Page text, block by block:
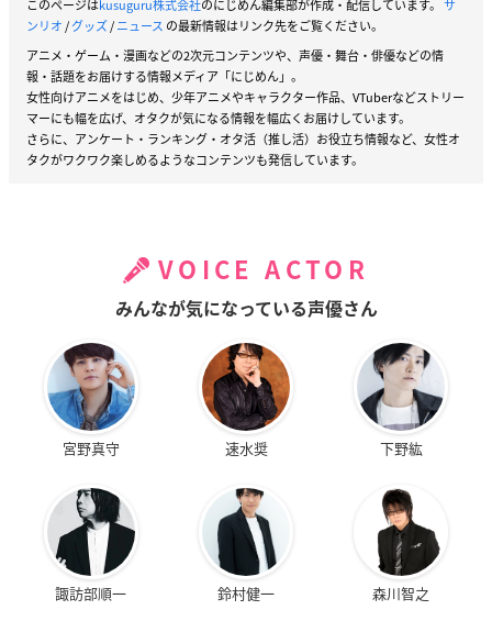
このページはkusuguru株式会社のにじめん編集部が作成・配信しています。 サ
ンリオ/グッズ/ニュース の最新情報はリンク先をご覧ください。
アニメ・ゲーム・漫画などの2次元コンテンツや、声優・舞台・俳優などの情
報・話題をお届けする情報メディア「にじめん」。
女性向けアニメをはじめ、少年アニメやキャラクター作品、VTuberなどストリー
マーにも幅を広げ、オタクが気になる情報を幅広くお届けしています。
さらに、アンケート・ランキング・オタ活（推し活）お役立ち情報など、女性オ
タクがワクワク楽しめるようなコンテンツも発信しています。
VOICE ACTOR
みんなが気になっている声優さん
宮野真守 速水奨 下野紘
諏訪部順一 鈴村健一 森川智之